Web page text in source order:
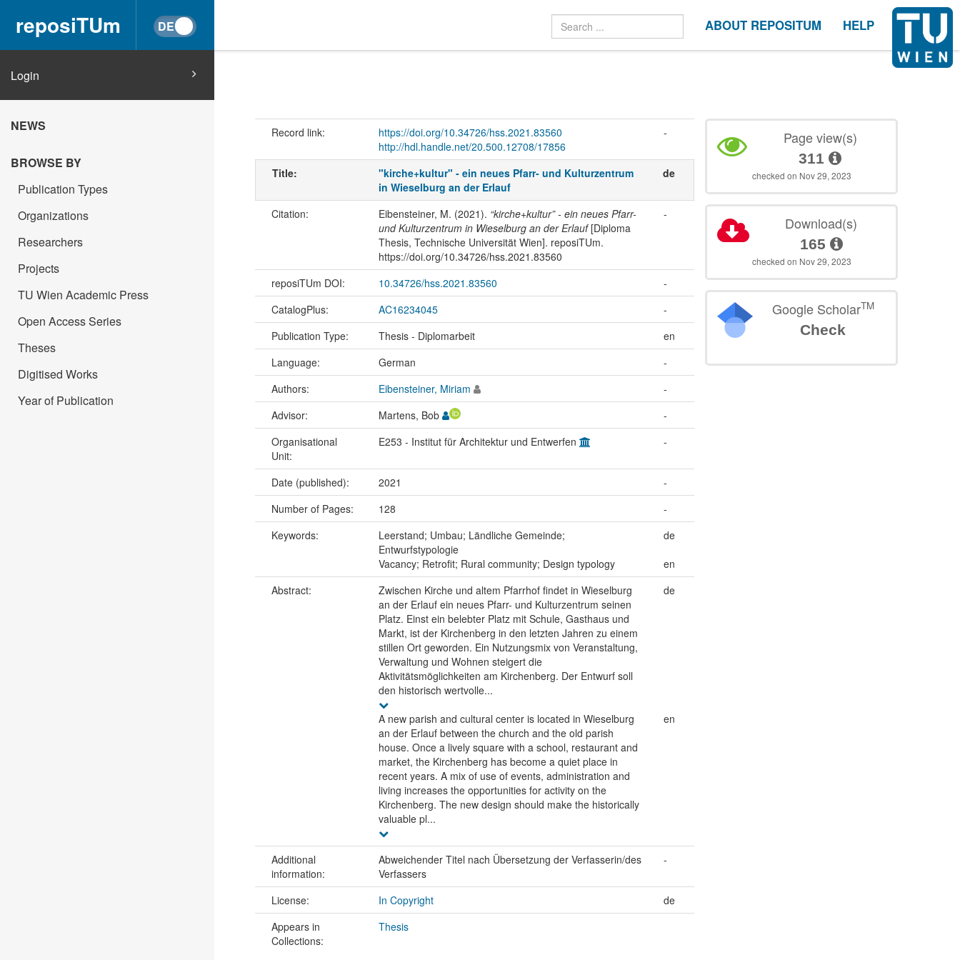
reposiTUm ABOUT REPOSITUM HELP
Login
NEWS
BROWSE BY
Publication Types
Organizations
Researchers
Projects
TU Wien Academic Press
Open Access Series
Theses
Digitised Works
Year of Publication
Record link:
https://doi.org/10.34726/hss.2021.83560
http://hdl.handle.net/20.500.12708/17856
-
Title:
"kirche+kultur" - ein neues Pfarr- und Kulturzentrum
in Wieselburg an der Erlauf
de
Citation: Eibensteiner, M. (2021). “kirche+kultur” - ein neues Pfarr-
und Kulturzentrum in Wieselburg an der Erlauf[Diploma
Thesis, Technische Universität Wien]. reposiTUm.
https://doi.org/10.34726/hss.2021.83560
-
reposiTUm DOI: 10.34726/hss.2021.83560
-
CatalogPlus:
AC16234045
-
Publication Type:
Thesis - Diplomarbeit
en
Language:
German
-
Authors:
Eibensteiner, Miriam
-
Advisor:
Martens, Bob
-
Organisational
Unit:
E253 - Institut für Architektur und Entwerfen -
Date (published): 2021
-
Number of Pages:
128
-
Keywords:
Leerstand; Umbau; Ländliche Gemeinde;
Entwurfstypologie
de
Vacancy; Retrofit; Rural community; Design typology
en
Abstract:
Zwischen Kirche und altem Pfarrhof findet in Wieselburg
an der Erlauf ein neues Pfarr- und Kulturzentrum seinen
Platz. Einst ein belebter Platz mit Schule, Gasthaus und
Markt, ist der Kirchenberg in den letzten Jahren zu einem
stillen Ort geworden. Ein Nutzungsmix von Veranstaltung,
Verwaltung und Wohnen steigert die
Aktivitätsmöglichkeiten am Kirchenberg. Der Entwurf soll
den historisch wertvolle...
de
A new parish and cultural center is located in Wieselburg
an der Erlauf between the church and the old parish
house. Once a lively square with a school, restaurant and
market, the Kirchenberg has become a quiet place in
recent years. A mix of use of events, administration and
living increases the opportunities for activity on the
Kirchenberg. The new design should make the historically
valuable pl...
en
Additional
information:
Abweichender Titel nach Übersetzung der Verfasserin/des
Verfassers
-
License: In Copyright
de
Appears in
Collections:
Thesis
Page view(s)
311
checked on Nov 29, 2023
Download(s)
165
checked on Nov 29, 2023
Google ScholarTM
Check